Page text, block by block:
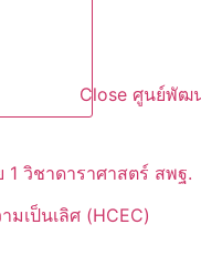
Close ศูนย์พัฒ
วิชาดาราศาสตร์ สพฐ.
เป็นเลิศ (HCEC)